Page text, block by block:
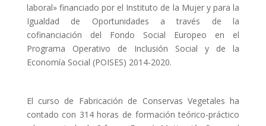
laboral» financiado por el Instituto de la Mujer y para la
Igualdad de Oportunidades a través de la
cofinanciación del Fondo Social Europeo en el
Programa Operativo de Inclusión Social y de la
Economía Social (POISES) 2014-2020.
El curso de Fabricación de Conservas Vegetales ha
contado con 314 horas de formación teórico-práctico